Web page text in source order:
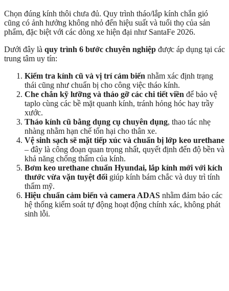
Chọn đúng kính thôi chưa đủ. Quy trình tháo/lắp kính chắn gió
cũng có ảnh hưởng không nhỏ đến hiệu suất và tuổi thọ của sản
phẩm, đặc biệt với các dòng xe hiện đại như SantaFe 2026.
Dưới đây là quy trình 6 bước chuyên nghiệp được áp dụng tại các
trung tâm uy tín:
Kiểm tra kính cũ và vị trí cảm biến nhằm xác định trạng
thái cũng như chuẩn bị cho công việc tháo kính.
Che chắn kỹ lưỡng và tháo gỡ các chi tiết viền để bảo vệ
taplo cùng các bề mặt quanh kính, tránh hỏng hóc hay trầy
xước.
Tháo kính cũ bằng dụng cụ chuyên dụng, thao tác nhẹ
nhàng nhằm hạn chế tổn hại cho thân xe.
Vệ sinh sạch sẽ mặt tiếp xúc và chuẩn bị lớp keo urethane
– đây là công đoạn quan trọng nhất, quyết định đến độ bền và
khả năng chống thấm của kính.
Bơm keo urethane chuẩn Hyundai, lắp kính mới với kích
thước vừa vặn tuyệt đối giúp kính bám chắc và duy trì tính
thẩm mỹ.
Hiệu chuẩn cảm biến và camera ADAS nhằm đảm bảo các
hệ thống kiểm soát tự động hoạt động chính xác, không phát
sinh lỗi.